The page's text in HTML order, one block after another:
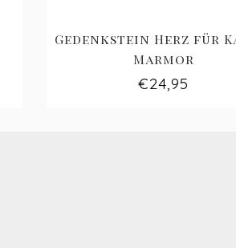
Gedenkstein Herz für
Marmor
€24,95